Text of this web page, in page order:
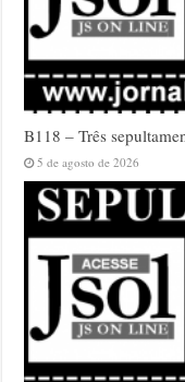
B118 – Três
5 de agosto de 2026